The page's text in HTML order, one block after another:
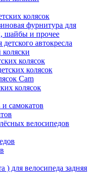
колясок
фурнитура для
шайбы и прочее
автокресла
коляски
колясок
колясок
Cam
колясок
и самокатов
велосипедов
) для велосипеда задняя